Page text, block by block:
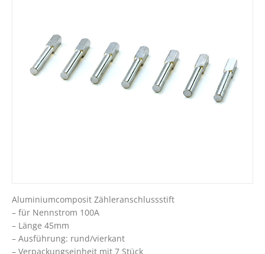
Aluminiumcomposit Zähleranschlussstift
– für Nennstrom 100A
– Länge 45mm
– Ausführung: rund/vierkant
– Verpackungseinheit mit 7 Stück